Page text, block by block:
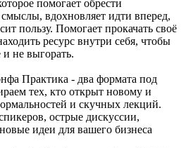
помогает обрести
вдохновляет идти вперед,
пользу. Помогает прокачать своё
ресурс внутри себя, чтобы
и не выгорать.
Практика - два формата под
тех, кто открыт новому и
и скучных лекций.
острые дискуссии,
идеи для вашего бизнеса